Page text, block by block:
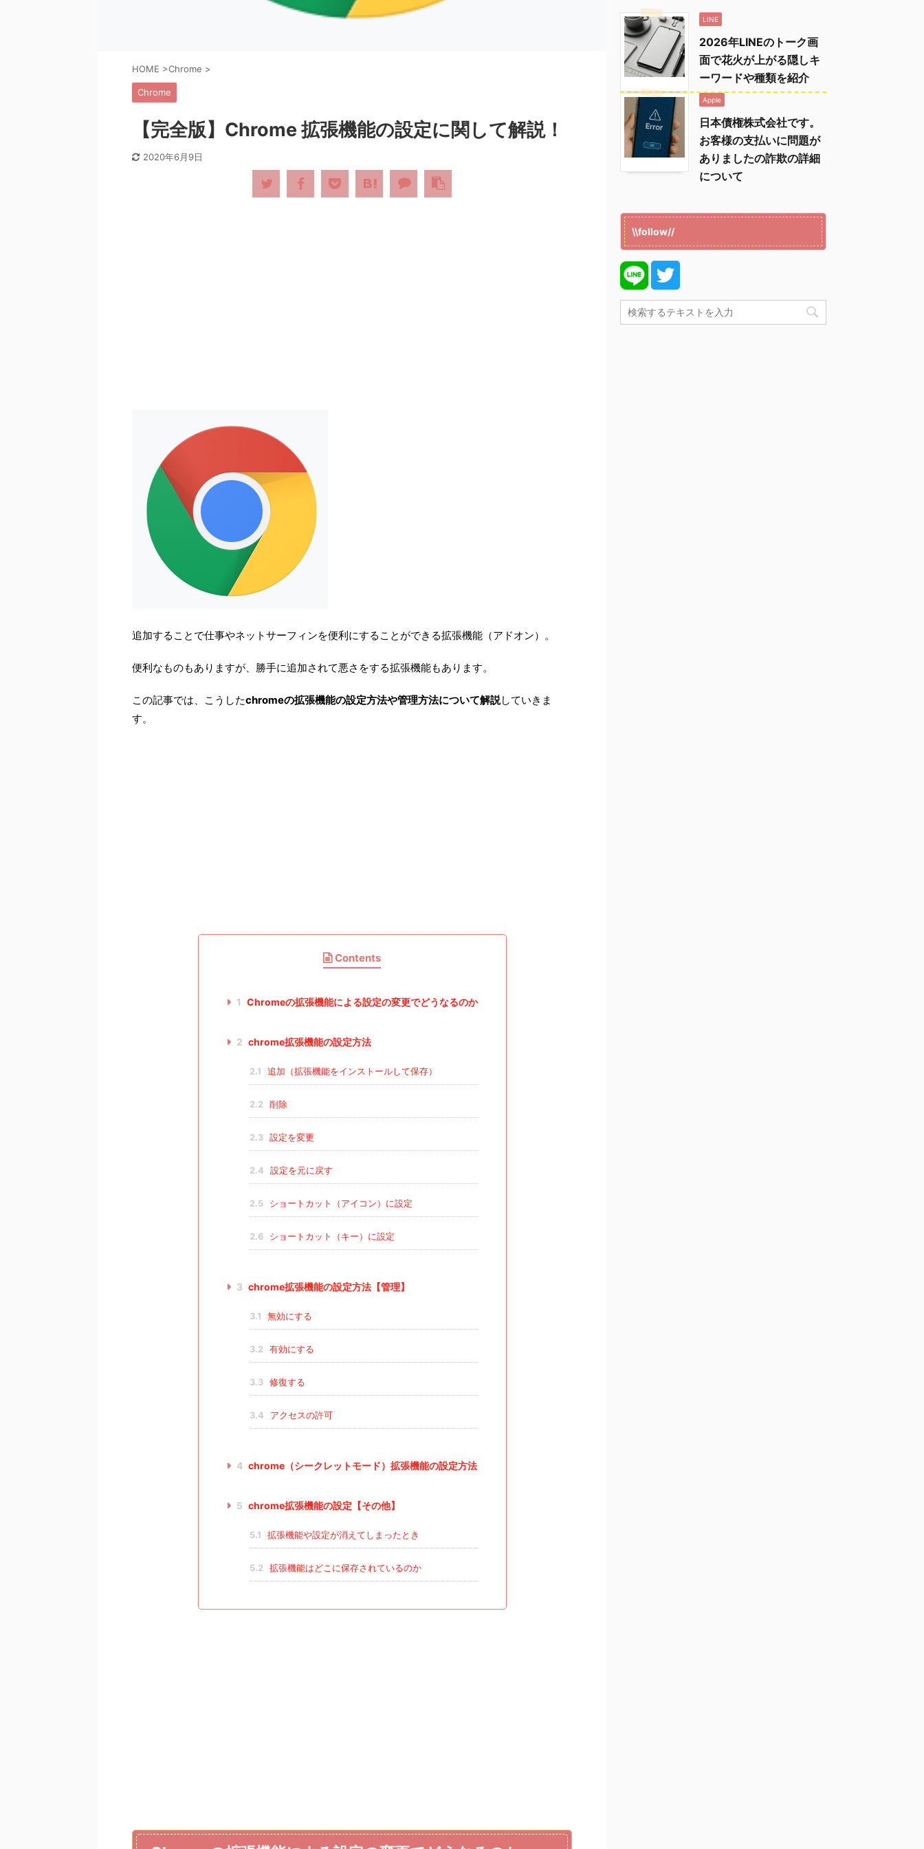
HOME >Chrome >
Chrome
【完全版】Chrome 拡張機能の設定に関して解説！
2020年6月9日
追加することで仕事やネットサーフィンを便利にすることができる拡張機能（アドオン）。
便利なものもありますが、勝手に追加されて悪さをする拡張機能もあります。
この記事では、こうしたchromeの拡張機能の設定方法や管理方法について解説していきま
す。
Contents
1 Chromeの拡張機能による設定の変更でどうなるのか
2 chrome拡張機能の設定方法
2.1 追加（拡張機能をインストールして保存）
2.2 削除
2.3 設定を変更
2.4 設定を元に戻す
2.5 ショートカット（アイコン）に設定
2.6 ショートカット（キー）に設定
3 chrome拡張機能の設定方法【管理】
3.1 無効にする
3.2 有効にする
3.3 修復する
3.4 アクセスの許可
4 chrome（シークレットモード）拡張機能の設定方法
5 chrome拡張機能の設定【その他】
5.1 拡張機能や設定が消えてしまったとき
5.2 拡張機能はどこに保存されているのか
LINE
2026年LINEのトーク画
面で花火が上がる隠しキ
ーワードや種類を紹介
Apple
日本債権株式会社です。
お客様の支払いに問題が
ありましたの詐欺の詳細
について
\\follow//